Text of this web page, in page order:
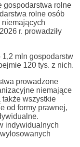
gospodarstwa rolne
rolne osób
r. prowadziły
1,2 mln gospodarstw
120 tys. z nich.
prowadzone
niemające
wszystkie
od formy prawnej,
indywidualnych